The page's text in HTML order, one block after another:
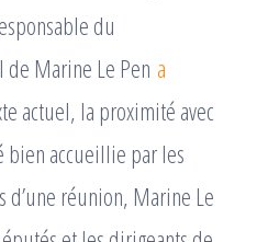
du
de Marine Le Pen a
actuel, la proximité avec
bien accueillie par les
d’une réunion, Marine Le